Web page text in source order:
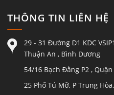
THÔNG TIN LIÊN HỆ
29 - 31 Đường D1 KDC
Thuận An , Bình Dương
54/16 Bạch Đằng P2 ,
25 Phố Tú Mỡ, P Trung